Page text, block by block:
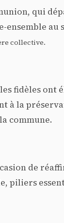
qui
au
collective.
fidèles ont
à la
commune.
de
piliers